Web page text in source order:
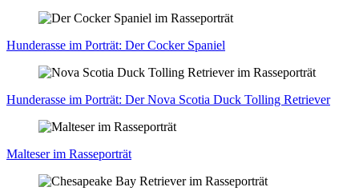
Hun­de­ras­se im Por­trät: Der Cocker Spa­ni­el
Hun­de­ras­se im Por­trät: Der Nova Sco­tia Duck Tol­ling Retrie­ver
Mal­te­ser im Ras­se­por­trät